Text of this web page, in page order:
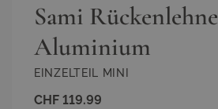
Sami Rückenlehne
Aluminium
EINZELTEIL MINI
CHF 119.99